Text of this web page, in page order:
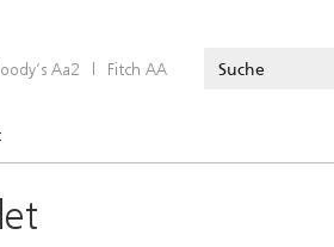
Aa2 | Fitch AA